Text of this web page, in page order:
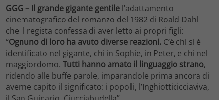
GGG – Il grande gigante gentile l’adattamento
cinematografico del romanzo del 1982 di Roald Dahl
che il regista confessa di aver letto ai propri figli:
“Ognuno di loro ha avuto diverse reazioni. C’è chi si è
identificato nel gigante, chi in Sophie, in Peter, e chi nel
maggiordomo. Tutti hanno amato il linguaggio strano,
ridendo alle buffe parole, imparandole prima ancora di
averne capito il significato: i popolli, l’Inghiotticicciaviva,